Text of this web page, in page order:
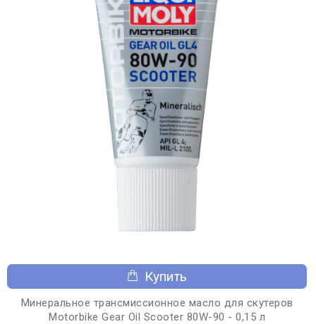
Купить
Минеральное трансмиссионное масло для скутеров
Motorbike Gear Oil Scooter 80W-90 - 0,15 л